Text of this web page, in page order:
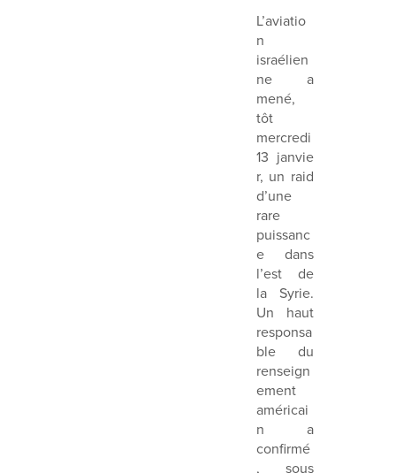
L’aviatio
n
israélien
ne a
mené,
tôt
mercredi
13 janvie
r, un raid
d’une
rare
puissanc
e dans
l’est de
la Syrie.
Un haut
responsa
ble du
renseign
ement
américai
n a
confirmé
, sous